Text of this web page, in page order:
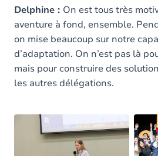
Delphine : On est tous très
aventure à fond, ensemble.
on mise beaucoup sur notre
d’adaptation. On n’est pas là
mais pour construire des
les autres délégations.